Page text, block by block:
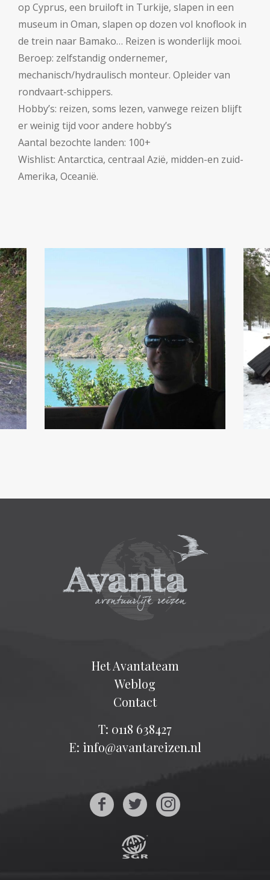
op Cyprus, een bruiloft in Turkije, slapen in een
museum in Oman, slapen op dozen vol knoflook in
de trein naar Bamako… Reizen is wonderlijk mooi.
Beroep: zelfstandig ondernemer,
mechanisch/hydraulisch monteur. Opleider van
rondvaart-schippers.
Hobby’s: reizen, soms lezen, vanwege reizen blijft
er weinig tijd voor andere hobby’s
Aantal bezochte landen: 100+
Wishlist: Antarctica, centraal Azië, midden-en zuid-
Amerika, Oceanië.
Het Avantateam
Weblog
Contact
T: 0118 638427
E: info@avantareizen.nl